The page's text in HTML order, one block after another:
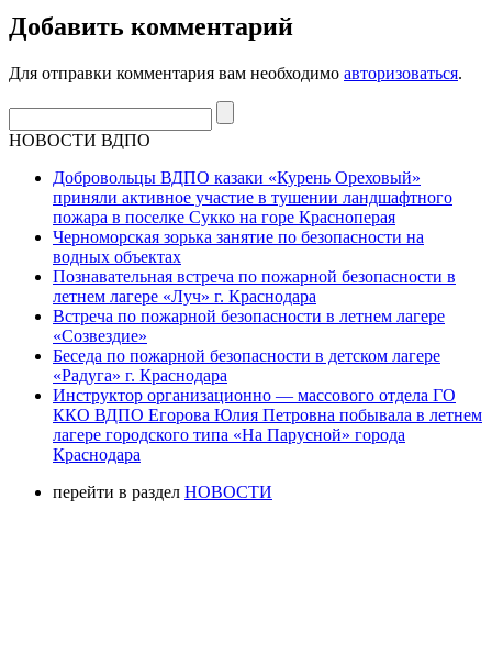
Добавить комментарий
Для отправки комментария вам необходимо авторизоваться.
НОВОСТИ ВДПО
Добровольцы ВДПО казаки «Курень Ореховый»
приняли активное участие в тушении ландшафтного
пожара в поселке Сукко на горе Красноперая
Черноморская зорька занятие по безопасности на
водных объектах
Познавательная встреча по пожарной безопасности в
летнем лагере «Луч» г. Краснодара
Встреча по пожарной безопасности в летнем лагере
«Созвездие»
Беседа по пожарной безопасности в детском лагере
«Радуга» г. Краснодара
Инструктор организационно — массового отдела ГО
ККО ВДПО Егорова Юлия Петровна побывала в летнем
лагере городского типа «На Парусной» города
Краснодара
перейти в раздел НОВОСТИ